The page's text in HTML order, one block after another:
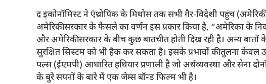
द इकोनॉमिस्ट ने एंथ्रोपिक के मिथोस तक सभी गैर-विदेशी पहुंच
अमेरिकी सरकार के फैसले का वर्णन इस प्रकार किया है, “अमेरिका के
और अमेरिकी सरकार के बीच कुछ बातचीत होती दिख रही है। अन्य
सुरक्षित सिस्टम को भी हैक कर सकता है। इसके प्रभावों की तुलना
पल्स (ईएमपी) आधारित हथियार प्रणाली है जो अर्थव्यवस्था और सेना
के बुरे सपनों के बारे में एक जेम्स बॉन्ड फिल्म भी है।